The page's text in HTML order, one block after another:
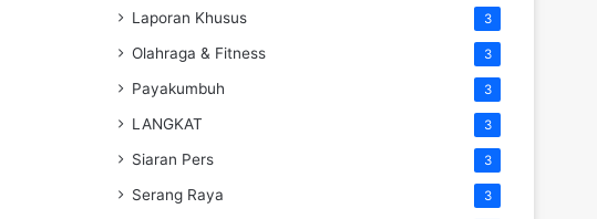
Laporan Khusus 3
Olahraga & Fitness 3
Payakumbuh 3
LANGKAT 3
Siaran Pers 3
Serang Raya 3